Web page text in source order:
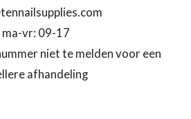
ma-vr: 09-17
niet te melden voor een
afhandeling